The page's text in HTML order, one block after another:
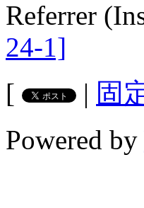
Referrer
24-1]
[
| 固
Powered by